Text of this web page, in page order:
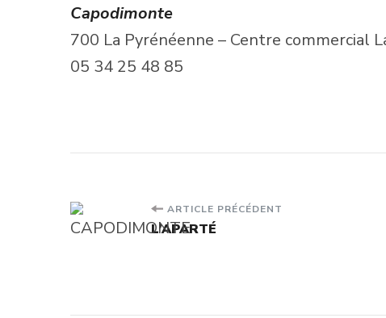
Capodimonte
700 La Pyrénéenne – Centre commercial
05 34 25 48 85
Navigation
ARTICLE PRÉCÉDENT
L’APARTÉ